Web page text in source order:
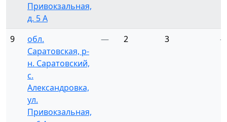
Привокзальная,
д. 5 А
9
обл.
Саратовская, р-
н. Саратовский,
с.
Александровка,
ул.
Привокзальная,
— 2 3